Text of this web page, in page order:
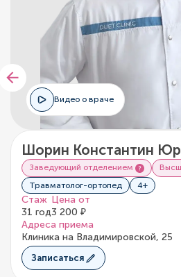
Видео о враче
Шорин Константин
Заведующий отделением
Травматолог-ортопед
4+
Стаж
31 год
Цена от
3 200 ₽
Адреса приема
Клиника на Владимировской, 25
Записаться